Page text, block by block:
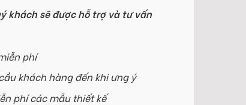
khách sẽ được hỗ trợ và tư vấn
phí
khách hàng đến khi ưng ý
phí các mẫu thiết kế